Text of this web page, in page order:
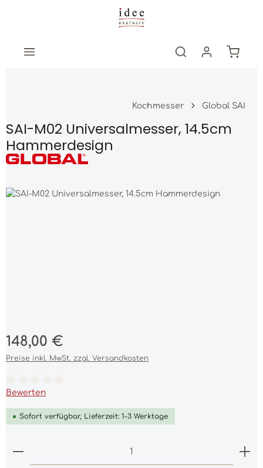
Zum Hauptinhalt springen
Kochmesser Global SAI
SAI-M02 Universalmesser, 14.5cm
Hammerdesign
Bildergalerie überspringen
Regulärer Preis:
148,00 €
Preise inkl. MwSt. zzgl. Versandkosten
Durchschnittliche Bewertung von 0 von 5 Sternen
Bewerten
Sofort verfügbar, Lieferzeit: 1-3 Werktage
Produkt Anzahl: Gib den gewünschten Wert